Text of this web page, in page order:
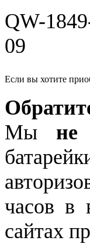
QW-
09
Если вы хотите
Мы не
часов в
сайтах